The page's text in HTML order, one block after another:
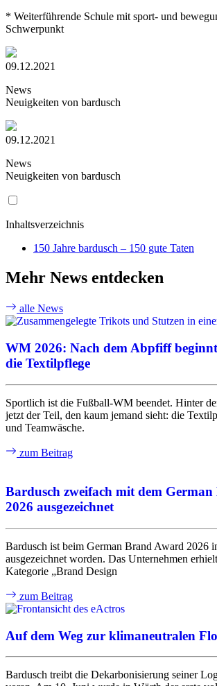
* Weiterführende Schule mit sport- und
Schwerpunkt
09.12.2021
News
Neuigkeiten von bardusch
09.12.2021
News
Neuigkeiten von bardusch
Inhaltsverzeichnis
150 Jahre bardusch – 150 gute Taten
Mehr News entdecken
alle News
WM 2026: Nach dem Abpfiff
die Textilpflege
Sportlich ist die Fußball-WM beendet. Hinter
jetzt der Teil, den kaum jemand sieht: die
und Teamwäsche.
zum Beitrag
Bardusch zweifach mit dem
2026 ausgezeichnet
Bardusch ist beim German Brand Award 2026
ausgezeichnet worden. Das Unternehmen
Kategorie „Brand Design
zum Beitrag
Auf dem Weg zur klimaneutralen
Bardusch treibt die Dekarbonisierung seiner